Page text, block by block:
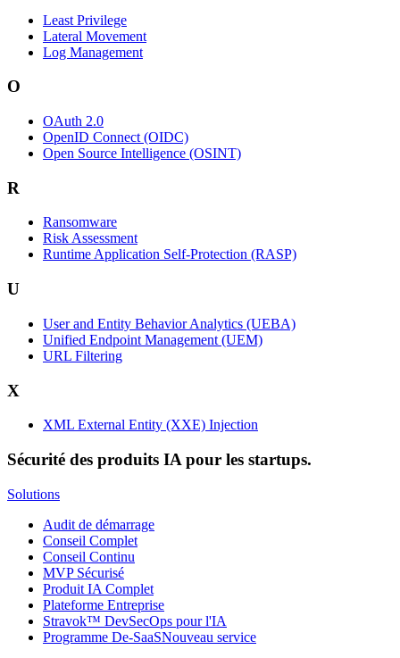
Least Privilege
Lateral Movement
Log Management
O
OAuth 2.0
OpenID Connect (OIDC)
Open Source Intelligence (OSINT)
R
Ransomware
Risk Assessment
Runtime Application Self-Protection (RASP)
U
User and Entity Behavior Analytics (UEBA)
Unified Endpoint Management (UEM)
URL Filtering
X
XML External Entity (XXE) Injection
Sécurité des produits IA pour les startups.
Solutions
Audit de démarrage
Conseil Complet
Conseil Continu
MVP Sécurisé
Produit IA Complet
Plateforme Entreprise
Stravok™ DevSecOps pour l'IA
Programme De-SaaSNouveau service